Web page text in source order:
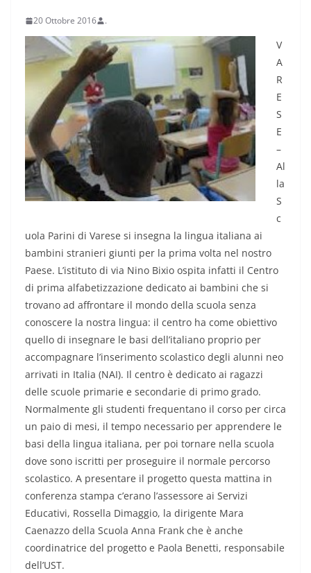
20 Ottobre 2016 .
V
A
R
E
S
E
–
Al
la
S
c
uola Parini di Varese si insegna la lingua italiana ai
bambini stranieri giunti per la prima volta nel nostro
Paese. L’istituto di via Nino Bixio ospita infatti il Centro
di prima alfabetizzazione dedicato ai bambini che si
trovano ad affrontare il mondo della scuola senza
conoscere la nostra lingua: il centro ha come obiettivo
quello di insegnare le basi dell’italiano proprio per
accompagnare l’inserimento scolastico degli alunni neo
arrivati in Italia (NAI). Il centro è dedicato ai ragazzi
delle scuole primarie e secondarie di primo grado.
Normalmente gli studenti frequentano il corso per circa
un paio di mesi, il tempo necessario per apprendere le
basi della lingua italiana, per poi tornare nella scuola
dove sono iscritti per proseguire il normale percorso
scolastico. A presentare il progetto questa mattina in
conferenza stampa c’erano l’assessore ai Servizi
Educativi, Rossella Dimaggio, la dirigente Mara
Caenazzo della Scuola Anna Frank che è anche
coordinatrice del progetto e Paola Benetti, responsabile
dell’UST.